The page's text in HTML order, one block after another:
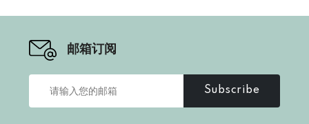
邮箱订阅
Subscribe